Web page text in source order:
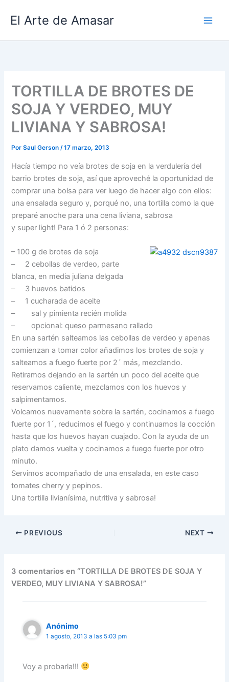
El Arte de Amasar
TORTILLA DE BROTES DE
SOJA Y VERDEO, MUY
LIVIANA Y SABROSA!
PorSaul Gerson/17 marzo, 2013
Hacía tiempo no veía brotes de soja en la verdulería del
barrio brotes de soja, así que aproveché la oportunidad de
comprar una bolsa para ver luego de hacer algo con ellos:
una ensalada seguro y, porqué no, una tortilla como la que
preparé anoche para una cena liviana, sabrosa
y super light! Para 1 ó 2 personas:
– 100 g de brotes de soja
– 2 cebollas de verdeo, parte
blanca, en media juliana delgada
– 3 huevos batidos
– 1 cucharada de aceite
– sal y pimienta recién molida
– opcional: queso parmesano rallado
En una sartén salteamos las cebollas de verdeo y apenas
comienzan a tomar color añadimos los brotes de soja y
salteamos a fuego fuerte por 2´ más, mezclando.
Retiramos dejando en la sartén un poco del aceite que
reservamos caliente, mezclamos con los huevos y
salpimentamos.
Volcamos nuevamente sobre la sartén, cocinamos a fuego
fuerte por 1´, reducimos el fuego y continuamos la cocción
hasta que los huevos hayan cuajado. Con la ayuda de un
plato damos vuelta y cocinamos a fuego fuerte por otro
minuto.
Servimos acompañado de una ensalada, en este caso
tomates cherry y pepinos.
Una tortilla livianísima, nutritiva y sabrosa!
PREVIOUS NEXT
3 comentarios en “TORTILLA DE BROTES DE SOJA Y
VERDEO, MUY LIVIANA Y SABROSA!”
Anónimo
1 agosto, 2013 a las 5:03 pm
Voy a probarla!!!